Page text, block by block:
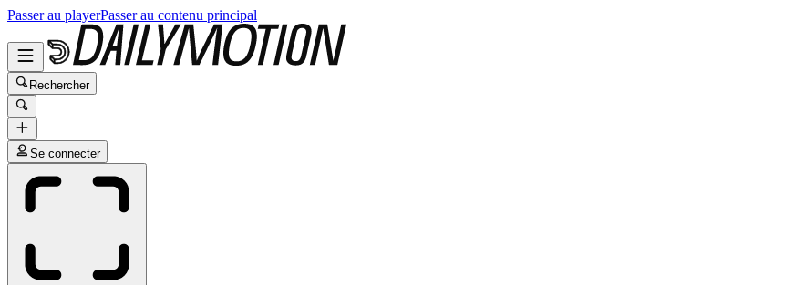
Passer au playerPasser au contenu principal
Rechercher
Se connecter